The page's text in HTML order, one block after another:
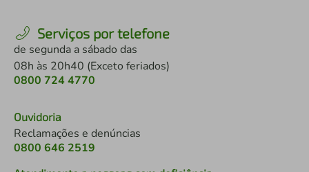
Serviços por telefone
de segunda a sábado das
08h às 20h40 (Exceto feriados)
0800 724 4770
Ouvidoria
Reclamações e denúncias
0800 646 2519